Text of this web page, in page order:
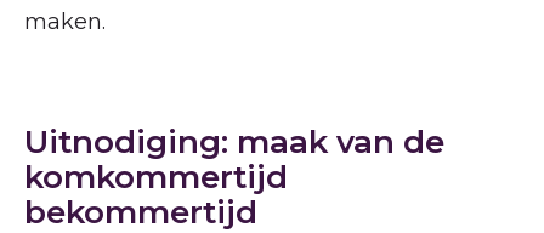
maken.
Uitnodiging: maak van de
komkommertijd
bekommertijd